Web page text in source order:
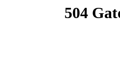
504